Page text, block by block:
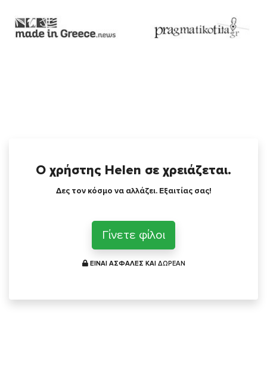
Ο χρήστης Helen σε χρειάζεται.
Δες τον κόσμο να αλλάζει. Εξαιτίας σας!
Γίνετε φίλοι
ΕΙΝΑΙ ΑΣΦΑΛΕΣ ΚΑΙ ΔΩΡΕΑΝ